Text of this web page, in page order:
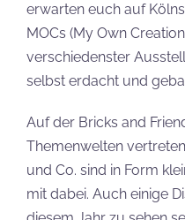
erwarten euch auf
MOCs (My Own
verschiedenster
selbst erdacht und
Auf der Bricks and
Themenwelten
und Co. sind in Form
mit dabei. Auch einige